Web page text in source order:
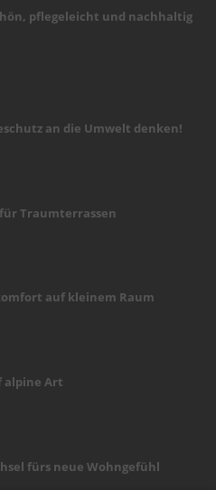
pflegeleicht und nachhaltig
an die Umwelt denken!
Traumterrassen
auf kleinem Raum
alpine Art
fürs neue Wohngefühl